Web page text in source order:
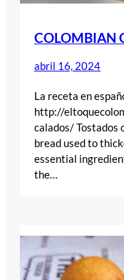
COLOMBIAN
abril 16, 2024
La receta en
http://
calados/ Tostados
bread used to
essential
the…